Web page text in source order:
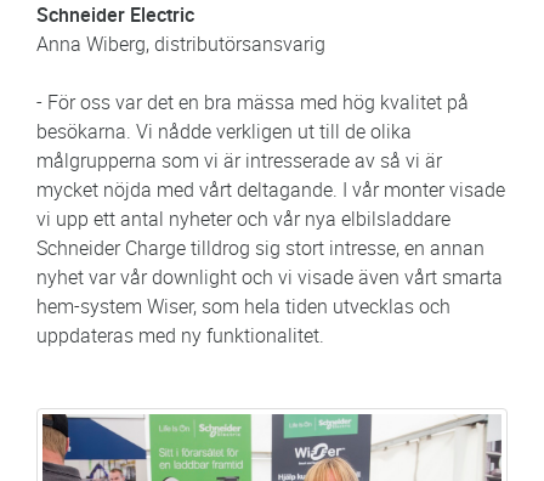
Schneider Electric
Anna Wiberg, distributörsansvarig
- För oss var det en bra mässa med hög kvalitet på
besökarna. Vi nådde verkligen ut till de olika
målgrupperna som vi är intresserade av så vi är
mycket nöjda med vårt deltagande. I vår monter visade
vi upp ett antal nyheter och vår nya elbilsladdare
Schneider Charge tilldrog sig stort intresse, en annan
nyhet var vår downlight och vi visade även vårt smarta
hem-system Wiser, som hela tiden utvecklas och
uppdateras med ny funktionalitet.